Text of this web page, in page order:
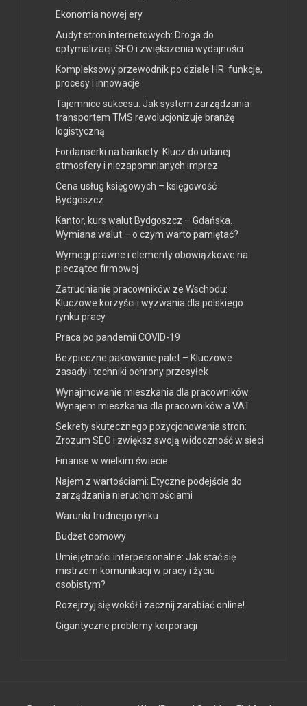
Ekonomia nowej ery
Audyt stron internetowych: Droga do
optymalizacji SEO i zwiększenia wydajności
Kompleksowy przewodnik po dziale HR: funkcje,
procesy i innowacje
Tajemnice sukcesu: Jak system zarządzania
transportem TMS rewolucjonizuje branżę
logistyczną
Fordanserki na bankiety: Klucz do udanej
atmosfery i niezapomnianych imprez
Cena usług księgowych – księgowość
Bydgoszcz
Kantor, kurs walut Bydgoszcz – Gdańska.
Wymiana walut – o czym warto pamiętać?
Wymogi prawne i elementy obowiązkowe na
pieczątce firmowej
Zatrudnianie pracowników ze Wschodu:
Kluczowe korzyści i wyzwania dla polskiego
rynku pracy
Praca po pandemii COVID-19
Bezpieczne pakowanie palet – Kluczowe
zasady i techniki ochrony przesyłek
Wynajmowanie mieszkania dla pracowników.
Wynajem mieszkania dla pracowników a VAT
Sekrety skutecznego pozycjonowania stron:
Zrozum SEO i zwiększ swoją widoczność w sieci
Finanse w wielkim świecie
Najem z wartościami: Etyczne podejście do
zarządzania nieruchomościami
Warunki trudnego rynku
Budżet domowy
Umiejętności interpersonalne: Jak stać się
mistrzem komunikacji w pracy i życiu
osobistym?
Rozejrzyj się wokół i zacznij zarabiać online!
Gigantyczne problemy korporacji